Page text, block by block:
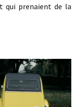
qui prenaient de la